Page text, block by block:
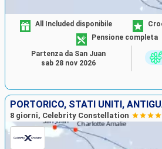
All Included disponibile
Pensione completa
Partenza da San Juan
sab 28 nov 2026
8 giorni, Celebrity Constellation